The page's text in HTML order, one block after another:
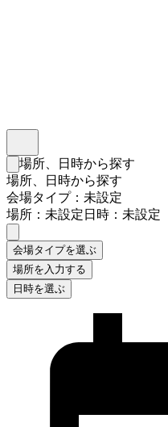
検索フォームを閉じる
場所、日時から探す
場所、日時から探す
会場タイプ：未設定
場所：未設定日時：未設定
会場タイプを選ぶ
場所を入力する
日時を選ぶ